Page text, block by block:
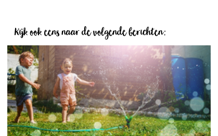
Kijk ook eens naar de volgende berichten: